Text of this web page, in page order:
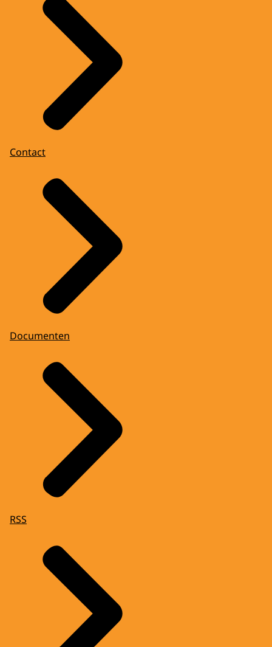
Contact
Documenten
RSS